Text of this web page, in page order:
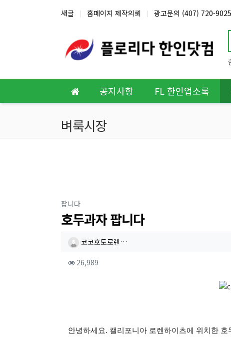
새글 홈페이지 제작의뢰 광고문의 (407) 720-9025
공지사항 FL 한인업소록
벼룩시장
팝니다분류
호두과자 팝니다
작성자 정보
코코호도로렌…
컨텐츠 정보
26,989
안녕하세요. 캘리포니아 로렌하이츠에 위치한